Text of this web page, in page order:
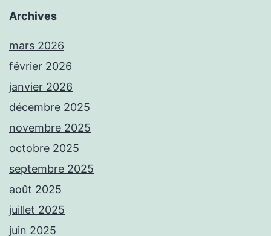
Archives
mars 2026
février 2026
janvier 2026
décembre 2025
novembre 2025
octobre 2025
septembre 2025
août 2025
juillet 2025
juin 2025